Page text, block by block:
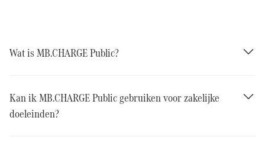
Wat is MB.CHARGE Public?
Kan ik MB.CHARGE Public gebruiken voor zakelijke
doeleinden?